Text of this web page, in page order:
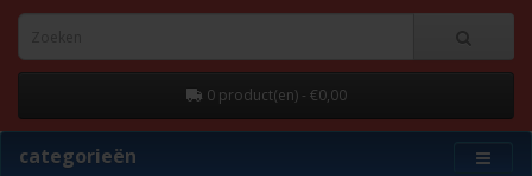
0 product(en) - €0,00
categorieën